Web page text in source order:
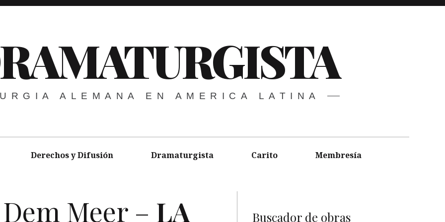
ALEMANA EN AMERICA LATINA
Derechos y Difusión Dramaturgista Carito Membresía
Meer – LA
Buscador de obras